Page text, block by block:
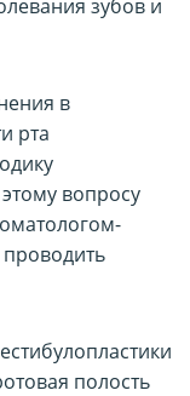
зубов и
в
рта
вопросу
полость